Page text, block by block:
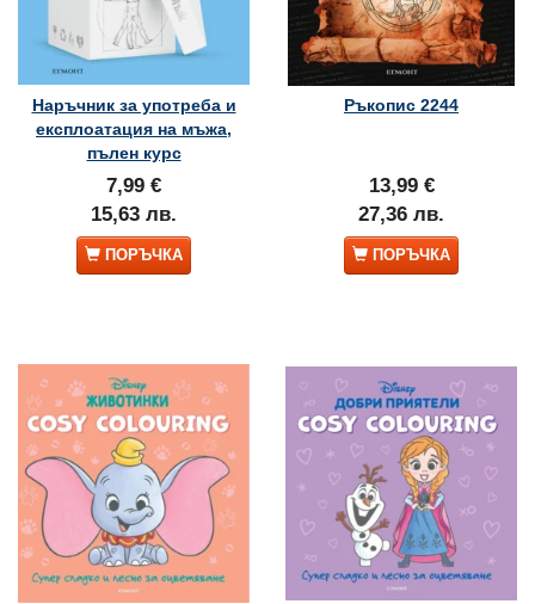
Наръчник за употреба и
експлоатация на мъжа,
пълен курс
7,99 €
15,63 лв.
ПОРЪЧКА
Ръкопис 2244
13,99 €
27,36 лв.
ПОРЪЧКА